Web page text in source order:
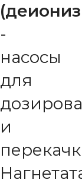
-
насосы
для
и